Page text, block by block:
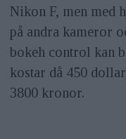
Nikon F, men med
på andra kameror
bokeh control kan
kostar då 450
3800 kronor.